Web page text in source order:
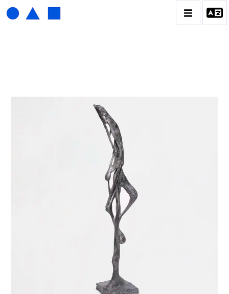
BIOGRAPHIE
CATALOGUE DES OEUVRES
CONTACT